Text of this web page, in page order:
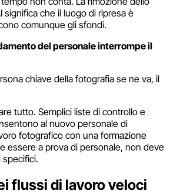
significa che il luogo di ripresa è
comunque gli sfondi.
del personale interrompe il
chiave della fotografia se ne va, il
tutto. Semplici liste di controllo e
al nuovo personale di
fotografico con una formazione
essere a prova di personale, non deve
flussi di lavoro veloci